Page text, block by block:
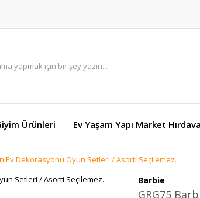
Ürünleri Ev Yaşam Yapı Market
Ev Dekorasyonu Oyun Setleri / Asorti Seçilemez.
Barbie
GRG75